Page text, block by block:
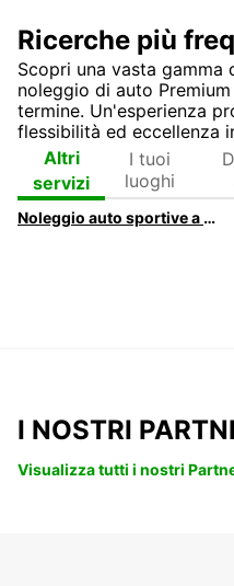
Ricerche più
Scopri una vasta
noleggio di auto
termine. Un'esperienza
flessibilità ed eccellenza
Altri
servizi
I tuoi
luoghi
Noleggio auto sportive a Roma con Europcar
I NOSTRI
Visualizza tutti i nostri